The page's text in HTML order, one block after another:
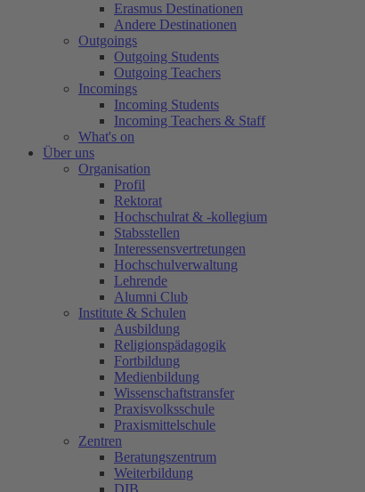
Erasmus Destinationen
Andere Destinationen
Outgoings
Outgoing Students
Outgoing Teachers
Incomings
Incoming Students
Incoming Teachers & Staff
What's on
Über uns
Organisation
Profil
Rektorat
Hochschulrat & -kollegium
Stabsstellen
Interessensvertretungen
Hochschulverwaltung
Lehrende
Alumni Club
Institute & Schulen
Ausbildung
Religionspädagogik
Fortbildung
Medienbildung
Wissenschaftstransfer
Praxisvolksschule
Praxismittelschule
Zentren
Beratungszentrum
Weiterbildung